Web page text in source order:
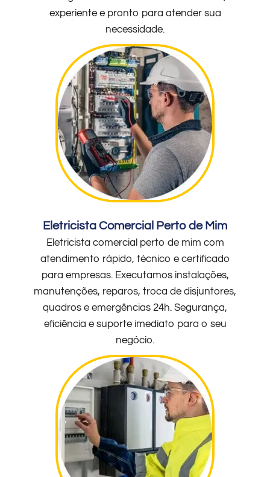
experiente e pronto para atender sua
necessidade.
Eletricista Comercial Perto de Mim
Eletricista comercial perto de mim com
atendimento rápido, técnico e certificado
para empresas. Executamos instalações,
manutenções, reparos, troca de disjuntores,
quadros e emergências 24h. Segurança,
eficiência e suporte imediato para o seu
negócio.